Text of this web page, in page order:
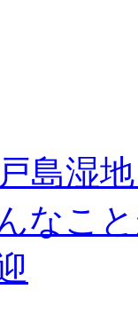
島湿
なこ